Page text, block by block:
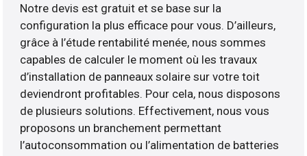
Notre devis est gratuit et se base sur la
configuration la plus efficace pour vous. D’ailleurs,
grâce à l’étude rentabilité menée, nous sommes
capables de calculer le moment où les travaux
d’installation de panneaux solaire sur votre toit
deviendront profitables. Pour cela, nous disposons
de plusieurs solutions. Effectivement, nous vous
proposons un branchement permettant
l’autoconsommation ou l’alimentation de batteries